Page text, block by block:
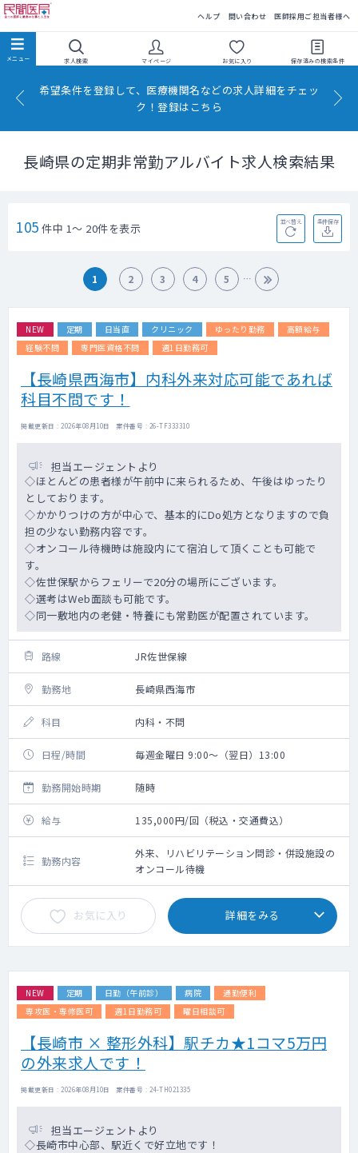
ヘルプ 問い合わせ 医師採用ご担当者様へ
求人検索 マイページ お気に入り 保存済みの検索条件
希望条件を登録して、医療機関名などの求人詳細をチェッ
ク！登録はこちら
長崎県の定期非常勤アルバイト求人検索結果
105 件中 1～ 20件を表示 並べ替え 条件保存
1 2 3 4 5
NEW 定期 日当直 クリニック ゆったり勤務
高額給与
経験不問
専門医資格不問 週1日勤務可
【長崎県西海市】内科外来対応可能であれば
科目不問です！
掲載更新日 : 2026年08月10日 案件番号 : 26-TF333310
担当エージェントより
◇ほとんどの患者様が午前中に来られるため、午後はゆったり
としております。
◇かかりつけの方が中心で、基本的にDo処方となりますので負
担の少ない勤務内容です。
◇オンコール待機時は施設内にて宿泊して頂くことも可能で
す。
◇佐世保駅からフェリーで20分の場所にございます。
◇選考はWeb面談も可能です。
◇同一敷地内の老健・特養にも常勤医が配置されています。
路線 JR佐世保線
勤務地 長崎県西海市
科目 内科・不問
日程/時間 毎週金曜日 9:00～（翌日）13:00
勤務開始時期 随時
給与 135,000円/回（税込・交通費込）
勤務内容
外来、リハビリテーション問診・併設施設の
オンコール待機
お気に入り 詳細をみる
NEW 定期 日勤（午前診） 病院
通勤便利
専攻医・専修医可
週1日勤務可 曜日相談可
【長崎市 × 整形外科】駅チカ★1コマ5万円
の外来求人です！
掲載更新日 : 2026年08月10日 案件番号 : 24-TH021335
担当エージェントより
◇長崎市中心部、駅近くで好立地です！